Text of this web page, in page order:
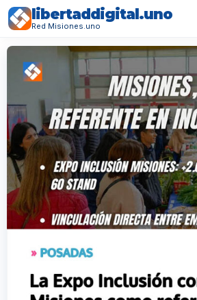
libertaddigital.uno
Red Misiones.uno